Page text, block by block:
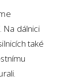
Na dálnici
také